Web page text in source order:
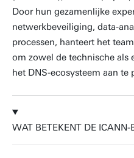
Door hun gezamenlijke
netwerkbeveiliging, data-
processen, hanteert het
om zowel de technische als
het DNS-ecosysteem aan te
WAT BETEKENT DE ICANN-